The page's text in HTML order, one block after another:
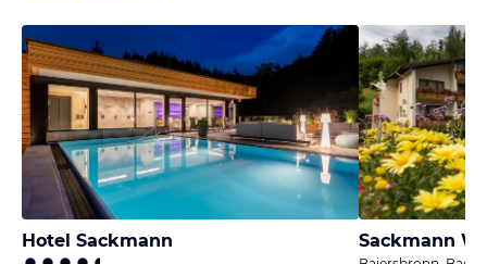
Hotel Sackmann Sackmann